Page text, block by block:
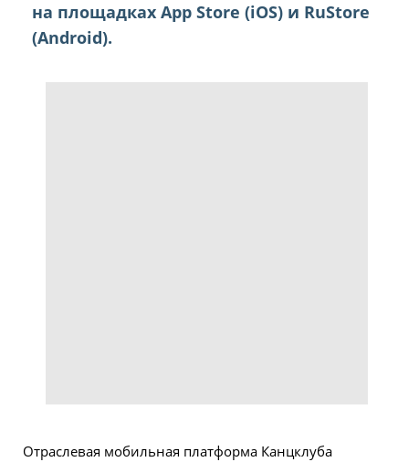
на площадках App Store (iOS) и RuStore
(Android).
Отраслевая мобильная платформа Канцклуба